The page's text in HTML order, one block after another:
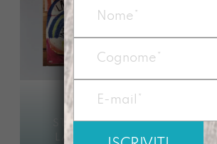
STAMPA A3
LASCIAMO